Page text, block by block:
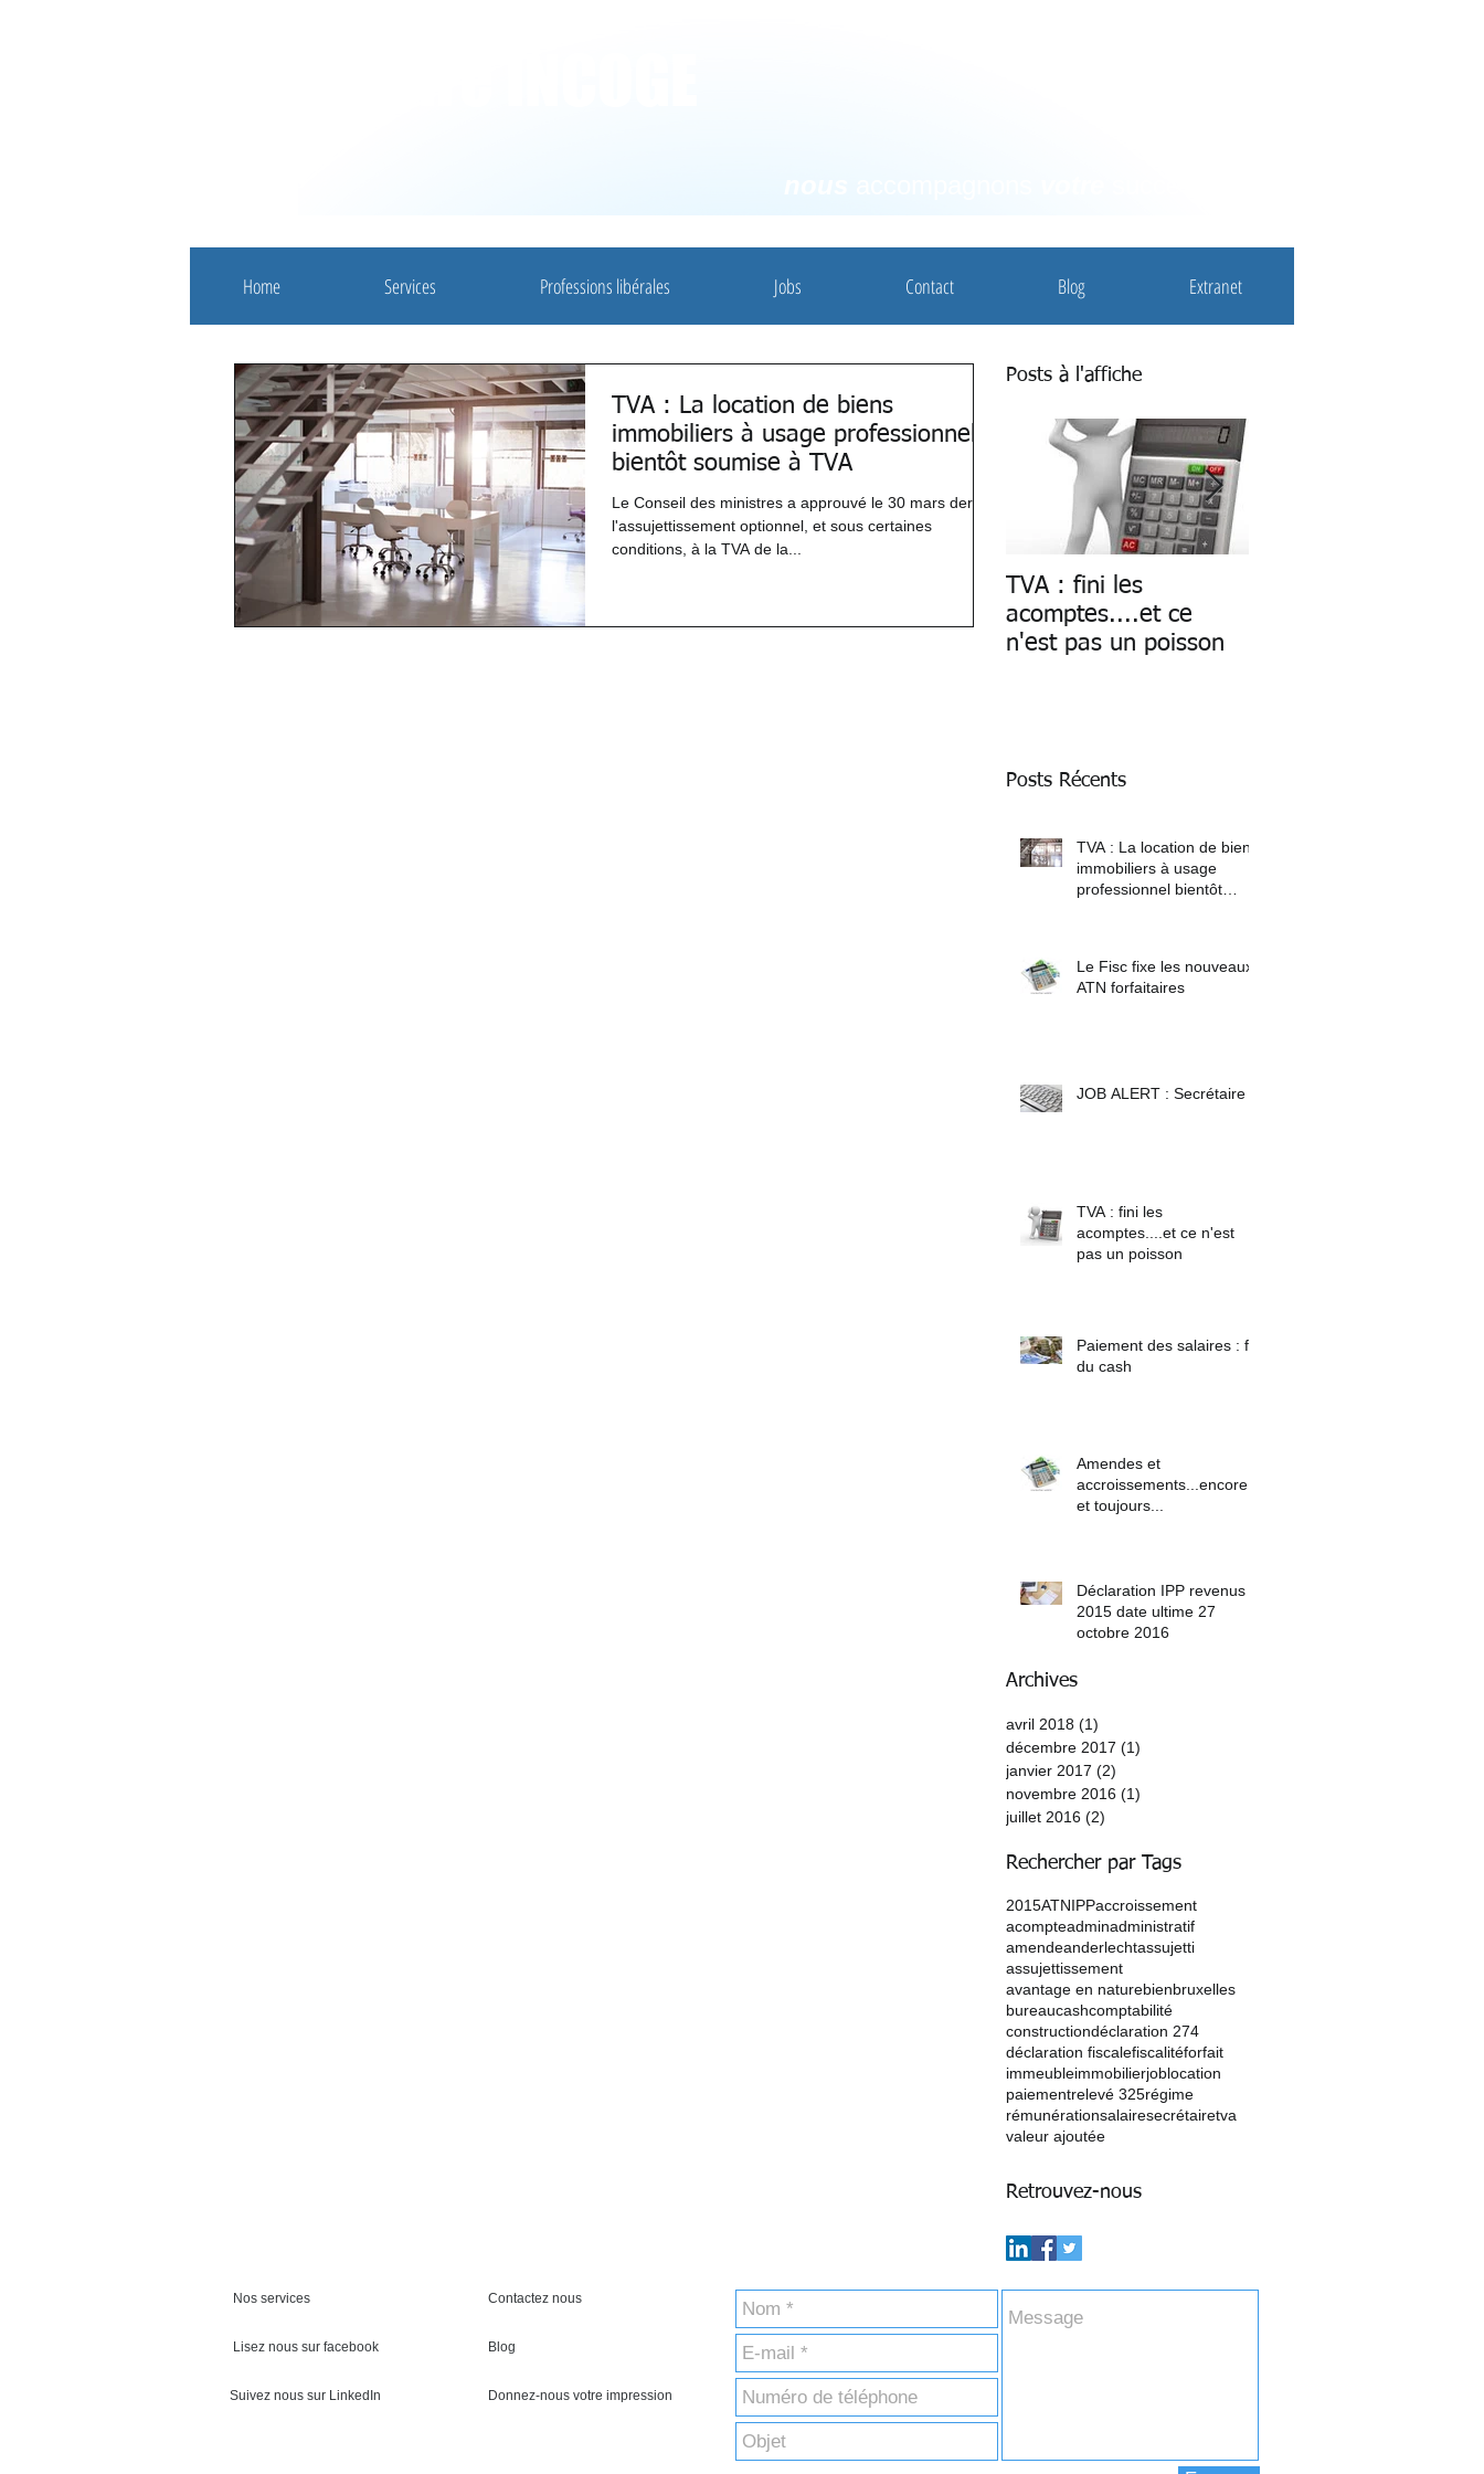
Home Services Professions libérales Jobs Contact Blog Extranet
TVA : La location de biens
immobiliers à usage professionnel
bientôt soumise à TVA
Le Conseil des ministres a approuvé le 30 mars dernier
l'assujettissement optionnel, et sous certaines
conditions, à la TVA de la...
Posts à l'affiche
TVA : fini les
acomptes....et ce
n'est pas un poisson
Posts Récents
TVA : La location de biens
immobiliers à usage
professionnel bientôt
Le Fisc fixe les nouveaux
ATN forfaitaires
JOB ALERT : Secrétaire
TVA : fini les
acomptes....et ce n'est
pas un poisson
Paiement des salaires : fin
du cash
Amendes et
accroissements...encore
et toujours...
Déclaration IPP revenus
2015 date ultime 27
octobre 2016
Archives
avril 2018 (1)
décembre 2017 (1)
janvier 2017 (2)
novembre 2016 (1)
juillet 2016 (2)
Rechercher par Tags
2015ATNIPPaccroissement
acompteadminadministratif
amendeanderlechtassujetti
assujettissement
avantage en naturebienbruxelles
bureaucashcomptabilité
constructiondéclaration 274
déclaration fiscalefiscalitéforfait
immeubleimmobilierjoblocation
paiementrelevé 325régime
rémunérationsalairesecrétairetva
valeur ajoutée
Retrouvez-nous
Nos services
Lisez nous sur facebook
Suivez nous sur LinkedIn
Contactez nous
Blog
Donnez-nous votre impression